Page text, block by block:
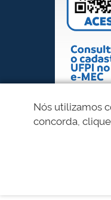
Nós utilizamos
concorda,